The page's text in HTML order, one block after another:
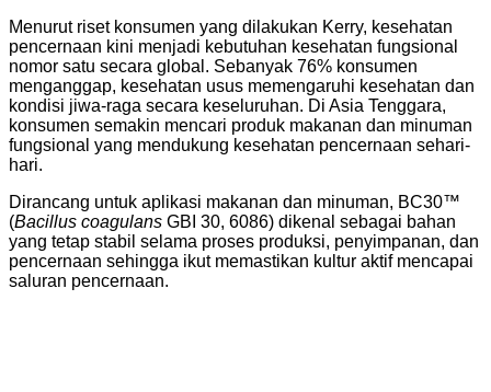
Menurut riset konsumen yang dilakukan Kerry, kesehatan
pencernaan kini menjadi kebutuhan kesehatan fungsional
nomor satu secara global. Sebanyak 76% konsumen
menganggap, kesehatan usus memengaruhi kesehatan dan
kondisi jiwa-raga secara keseluruhan. Di Asia Tenggara,
konsumen semakin mencari produk makanan dan minuman
fungsional yang mendukung kesehatan pencernaan sehari-
hari.
Dirancang untuk aplikasi makanan dan minuman, BC30™
(Bacillus coagulans GBI 30, 6086) dikenal sebagai bahan
yang tetap stabil selama proses produksi, penyimpanan, dan
pencernaan sehingga ikut memastikan kultur aktif mencapai
saluran pencernaan.